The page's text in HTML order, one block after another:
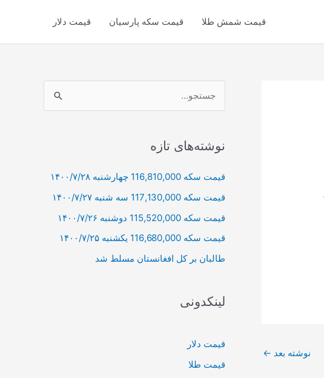
قیمت شمش طلا قیمت سکه پارسیان قیمت دلار
نوشته بعد ←
ج
ب
ر
ا
ی
نوشته‌های تازه
قیمت سکه 116,810,000 چهارشنبه ۱۴۰۰/۷/۲۸
قیمت سکه 117,130,000 سه شنبه ۱۴۰۰/۷/۲۷
قیمت سکه 115,520,000 دوشنبه ۱۴۰۰/۷/۲۶
قیمت سکه 116,680,000 یکشنبه ۱۴۰۰/۷/۲۵
طالبان بر كل افغانستان مسلط شد
لینکدونی
قیمت دلار
قیمت طلا